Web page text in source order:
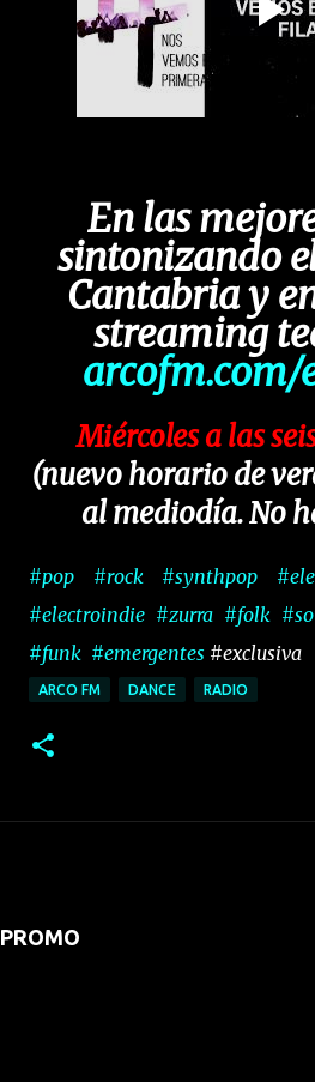
En las
sintonizando
Cantabria y
streaming
arcofm.com/
Miércoles a las
(nuevo horario de
al mediodía. No
#pop #rock #synthpop
#electroindie #zurra #folk
#funk #emergentes #exclusiva
ARCO FM DANCE RADIO
PROMO